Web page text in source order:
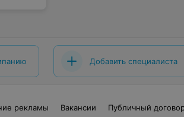
Добавить специалиста
рекламы Вакансии Публичный